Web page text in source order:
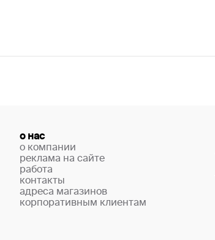
о нас
о компании
реклама на сайте
работа
контакты
адреса магазинов
корпоративным клиентам